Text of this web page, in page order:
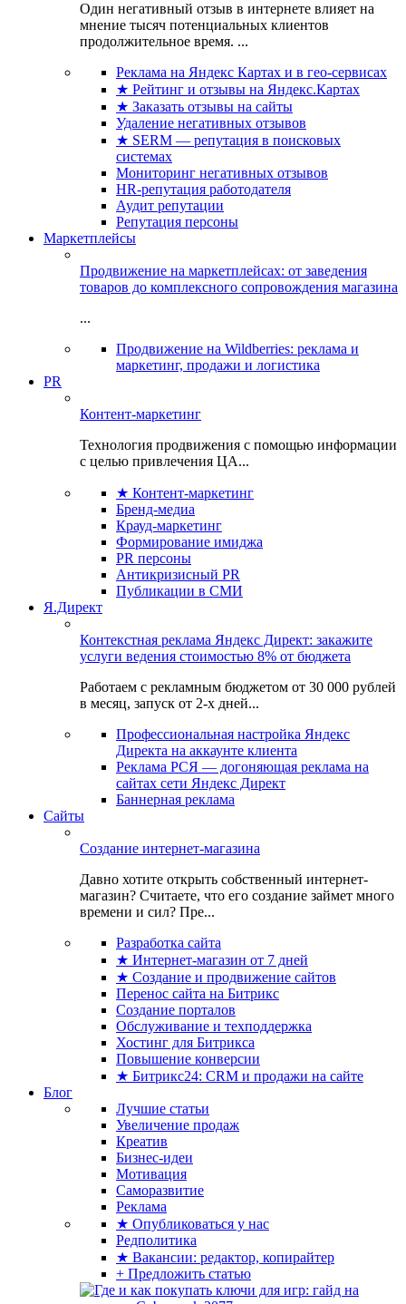
Один негативный отзыв в интернете влияет на
мнение тысяч потенциальных клиентов
продолжительное время. ...
Реклама на Яндекс Картах и в гео-сервисах
★ Рейтинг и отзывы на Яндекс.Картах
★ Заказать отзывы на сайты
Удаление негативных отзывов
★ SERM — репутация в поисковых
системах
Мониторинг негативных отзывов
HR-репутация работодателя
Аудит репутации
Репутация персоны
Маркетплейсы
Продвижение на маркетплейсах: от заведения
товаров до комплексного сопровождения магазина
...
Продвижение на Wildberries: реклама и
маркетинг, продажи и логистика
PR
Контент-маркетинг
Технология продвижения с помощью информации
с целью привлечения ЦА...
★ Контент-маркетинг
Бренд-медиа
Крауд-маркетинг
Формирование имиджа
PR персоны
Антикризисный PR
Публикации в СМИ
Я.Директ
Контекстная реклама Яндекс Директ: закажите
услуги ведения стоимостью 8% от бюджета
Работаем с рекламным бюджетом от 30 000 рублей
в месяц, запуск от 2-х дней...
Профессиональная настройка Яндекс
Директа на аккаунте клиента
Реклама РСЯ — догоняющая реклама на
сайтах сети Яндекс Директ
Баннерная реклама
Сайты
Создание интернет-магазина
Давно хотите открыть собственный интернет-
магазин? Считаете, что его создание займет много
времени и сил? Пре...
Разработка сайта
★ Интернет-магазин от 7 дней
★ Создание и продвижение сайтов
Перенос сайта на Битрикс
Создание порталов
Обслуживание и техподдержка
Хостинг для Битрикса
Повышение конверсии
★ Битрикс24: CRM и продажи на сайте
Блог
Лучшие статьи
Увеличение продаж
Креатив
Бизнес-идеи
Мотивация
Саморазвитие
Реклама
★ Опубликоваться у нас
Редполитика
★ Вакансии: редактор, копирайтер
+ Предложить статью